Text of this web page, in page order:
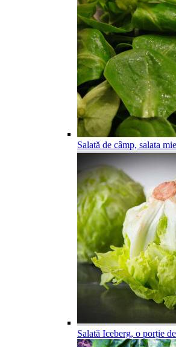
Salată de câmp, salata
Salată Iceberg, o porție